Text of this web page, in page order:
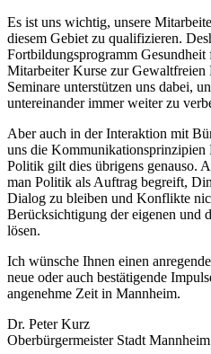
Es ist uns wichtig, unsere
diesem Gebiet zu qualifizieren.
Fortbildungsprogramm
Mitarbeiter Kurse zur
Seminare unterstützen uns dabei,
untereinander immer weiter zu
Aber auch in der Interaktion mit
uns die Kommunikationsprinzipien
Politik gilt dies übrigens genauso.
man Politik als Auftrag begreift,
Dialog zu bleiben und Konflikte
Berücksichtigung der eigenen und
lösen.
Ich wünsche Ihnen einen
neue oder auch bestätigende
angenehme Zeit in Mannheim.
Dr. Peter Kurz
Oberbürgermeister Stadt Mannheim